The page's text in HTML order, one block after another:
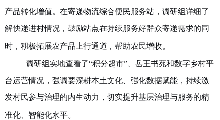
产品转化增值。在寄递物流综合便民服务站，调研组详细了
解快递进村情况，鼓励站点在持续服务好群众寄递需求的同
时，积极拓展农产品上行通道，帮助农民增收。
调研组实地查看了“积分超市”、岳王书苑和数字乡村平
台运营情况，强调要深耕本土文化、强化数据赋能，持续激
发村民参与治理的内生动力，切实提升基层治理与服务的精
准化、智能化水平。